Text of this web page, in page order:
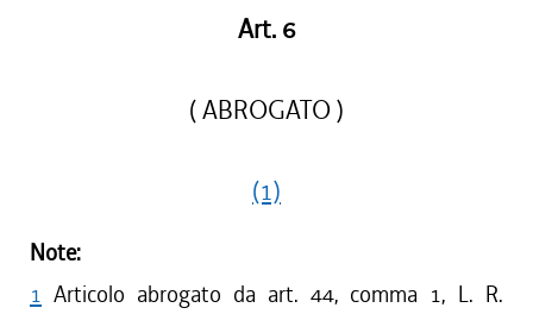
Art. 6
( ABROGATO )
(1)
Note:
1 Articolo abrogato da art. 44, comma 1, L. R.